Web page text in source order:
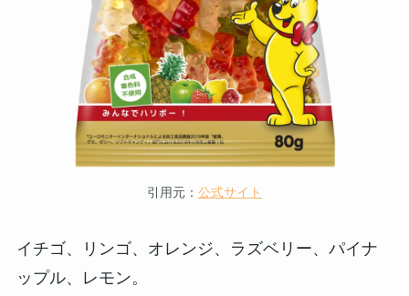
引用元： 公式サイト
イチゴ、リンゴ、オレンジ、ラズベリー、パイナ
ップル、レモン。